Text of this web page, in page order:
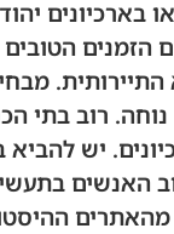
בארכיונים
הטובים
רוב בתי
יש